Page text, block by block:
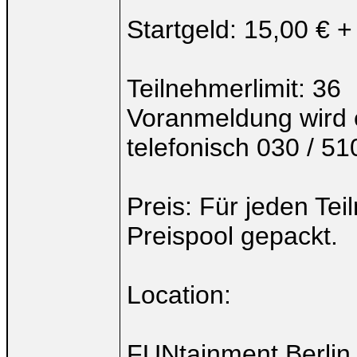
Startgeld: 15,00 €
Teilnehmerlimit: 36
Voranmeldung
telefonisch 030 /
Preis: Für jeden
Preispool gepackt.
Location: